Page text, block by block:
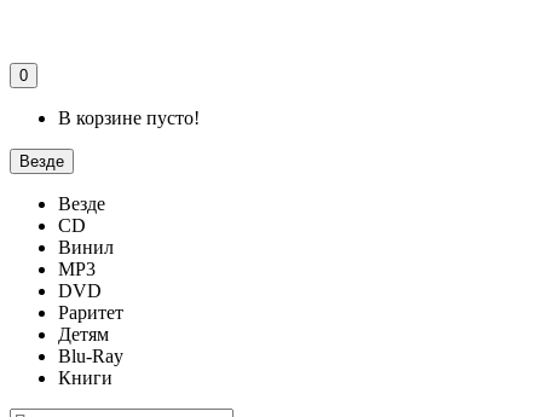
0
В корзине пусто!
Везде
Везде
CD
Винил
MP3
DVD
Раритет
Детям
Blu-Ray
Книги